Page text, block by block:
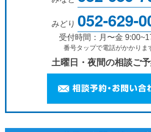
みどり 052-629-
受付時間：月〜金
番号タップで電話がかかりま
土曜日・夜間の相談ご